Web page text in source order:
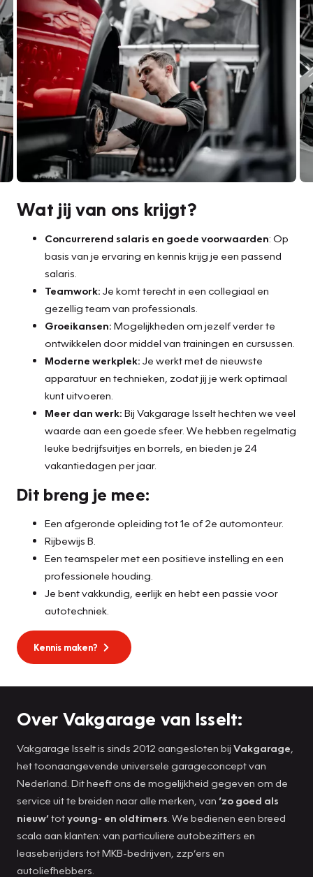
Wat jij van ons krijgt?
Concurrerend salaris en goede voorwaarden: Op
basis van je ervaring en kennis krijg je een passend
salaris.
Teamwork: Je komt terecht in een collegiaal en
gezellig team van professionals.
Groeikansen: Mogelijkheden om jezelf verder te
ontwikkelen door middel van trainingen en cursussen.
Moderne werkplek: Je werkt met de nieuwste
apparatuur en technieken, zodat jij je werk optimaal
kunt uitvoeren.
Meer dan werk: Bij Vakgarage Isselt hechten we veel
waarde aan een goede sfeer. We hebben regelmatig
leuke bedrijfsuitjes en borrels, en bieden je 24
vakantiedagen per jaar.
Dit breng je mee:
Een afgeronde opleiding tot 1e of 2e automonteur.
Rijbewijs B.
Een teamspeler met een positieve instelling en een
professionele houding.
Je bent vakkundig, eerlijk en hebt een passie voor
autotechniek.
Kennis maken?
Over Vakgarage van Isselt:
Vakgarage Isselt is sinds 2012 aangesloten bij Vakgarage
het toonaangevende universele garageconcept van
Nederland. Dit heeft ons de mogelijkheid gegeven om de
service uit te breiden naar alle merken, van ‘zo goed als
nieuw’totyoung- en oldtimers . We bedienen een breed
scala aan klanten: van particuliere autobezitters en
leaseberijders tot MKB-bedrijven, zzp’ers en
autoliefhebbers.